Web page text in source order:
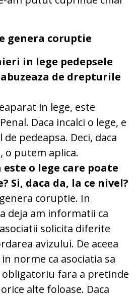
genera coruptie
in lege pedepsele
de drepturile
in lege, este
Daca incalci o lege, e
pedeapsa. Deci, daca
o putem aplica.
este o lege care poate
Si, daca da, la ce nivel?
coruptie. In
deja am informatii ca
solicita diferite
avizului. De aceea
norme ca asociatia sa
obligatoriu fara a pretinde
alte foloase. Daca